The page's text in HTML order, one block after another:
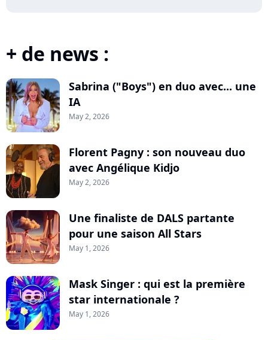
+ de news :
Sabrina ("Boys") en duo avec... une
IA
May 2, 2026
Florent Pagny : son nouveau duo
avec Angélique Kidjo
May 2, 2026
Une finaliste de DALS partante
pour une saison All Stars
May 1, 2026
Mask Singer : qui est la première
star internationale ?
May 1, 2026